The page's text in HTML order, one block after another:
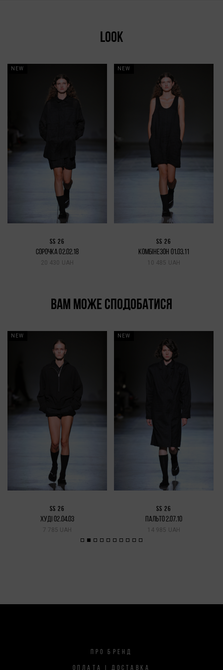
LOOK
NEW
SS 26
СОРОЧКА 02.02.18
20 430 UAH
NEW
SS 26
КОМБІНЕЗОН 01.03.11
10 485 UAH
ВАМ МОЖЕ СПОДОБАТИСЯ
NEW
SS 26
ХУДІ 02.04.03
7 785 UAH
NEW
SS 26
ПАЛЬТО 2.07.10
14 985 UAH
ПРО БРЕНД
ОПЛАТА І ДОСТАВКА